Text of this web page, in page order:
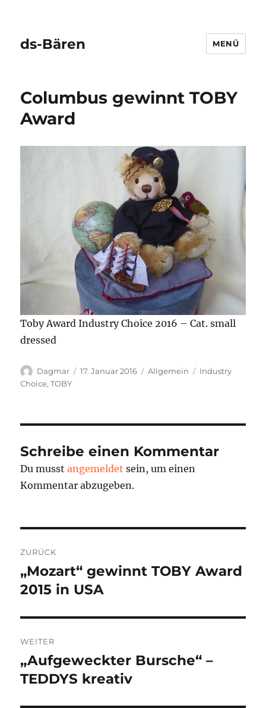
ds-Bären MENÜ
Columbus gewinnt TOBY
Award
Toby Award Industry Choice 2016 – Cat. small
dressed
Autor
Dagmar
Veröffentlicht
17. Januar 2016 Kategorien
Allgemein Schlagwörter
Industry
Choice,TOBY
Schreibe einen Kommentar
Du musstangemeldet sein, um einen
Kommentar abzugeben.
ZURÜCK
Vorheriger
Beitrag:
„Mozart“ gewinnt TOBY Award
2015 in USA
WEITER
Nächster
Beitrag:
„Aufgeweckter Bursche“ –
TEDDYS kreativ